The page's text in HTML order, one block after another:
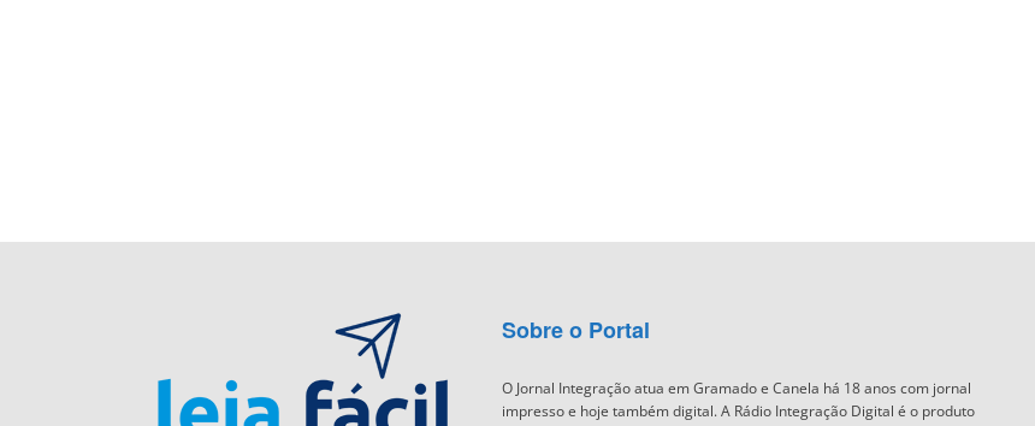
Sobre o Portal
O Jornal Integração atua em Gramado e Canela há 18 anos com jornal
impresso e hoje também digital. A Rádio Integração Digital é o produto